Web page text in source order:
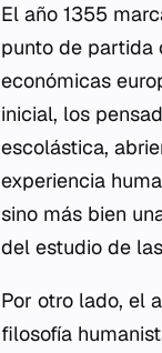
El año 1355
punto de partida
económicas
inicial, los
escolástica,
experiencia
sino más bien
del estudio de
Por otro lado, el
filosofía